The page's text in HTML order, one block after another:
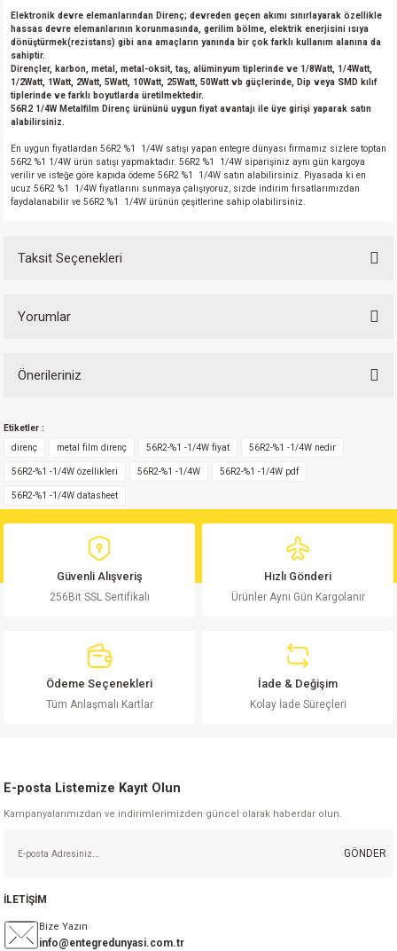
Elektronik devre elemanlarından Direnç; devreden geçen akımı sınırlayarak özellikle
hassas devre elemanlarının korunmasında, gerilim bölme, elektrik enerjisini ısıya
dönüştürmek(rezistans) gibi ana amaçların yanında bir çok farklı kullanım alanına da
sahiptir.
Dirençler, karbon, metal, metal-oksit, taş, alüminyum tiplerinde ve 1/8Watt, 1/4Watt,
1/2Watt, 1Watt, 2Watt, 5Watt, 10Watt, 25Watt, 50Watt vb güçlerinde, Dip veya SMD kılıf
tiplerinde ve farklı boyutlarda üretilmektedir.
56R2 1/4W Metalfilm Direnç ürününü uygun fiyat avantajı ile üye girişi yaparak satın
alabilirsiniz.
En uygun fiyatlardan 56R2 %1 1/4W satışı yapan entegre dünyası firmamız sizlere toptan
56R2 %1 1/4W ürün satışı yapmaktadır. 56R2 %1 1/4W siparişiniz aynı gün kargoya
verilir ve isteğe göre kapıda ödeme 56R2 %1 1/4W satın alabilirsiniz. Piyasada ki en
ucuz 56R2 %1 1/4W fiyatlarını sunmaya çalışıyoruz, sizde indirim fırsatlarımızdan
faydalanabilir ve 56R2 %1 1/4W ürünün çeşitlerine sahip olabilirsiniz.
Taksit Seçenekleri
Yorumlar
Önerileriniz
yetersiz gördüğünüz noktaları öneri formunu kullanarak tarafımıza
iletebilirsiniz.
Ürün resmi kalitesiz, bozuk veya görüntülenemiyor.
Ürün açıklamasında eksik bilgiler bulunuyor.
Ürün bilgilerinde hatalar bulunuyor.
Ürün fiyatı diğer sitelerden daha pahalı.
Etiketler :
direnç
metal film direnç 56R2-%1 -1/4W fiyat 56R2-%1 -1/4W nedir
56R2-%1 -1/4W özellikleri 56R2-%1 -1/4W 56R2-%1 -1/4W pdf
56R2-%1 -1/4W datasheet
Güvenli Alışveriş
256Bit SSL Sertifikalı
Hızlı Gönderi
Ürünler Aynı Gün Kargolanır
Ödeme Seçenekleri
Tüm Anlaşmalı Kartlar
İade & Değişim
Kolay İade Süreçleri
E-posta Listemize Kayıt Olun
Kampanyalarımızdan ve indirimlerimizden güncel olarak haberdar olun.
GÖNDER
İLETİŞİM
Bize Yazın
info@entegredunyasi.com.tr